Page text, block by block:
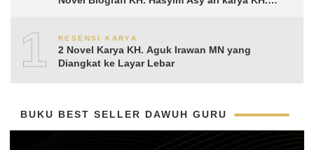
10RESENSI KARYA
2 Novel Karya KH. Aguk Irawan MN yang
Diangkat ke Layar Lebar
BUKU BEST SELLER DAWUH GURU